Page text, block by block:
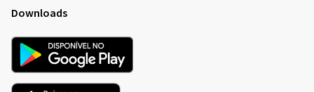
Downloads